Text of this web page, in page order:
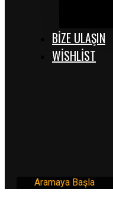
BİZE ULAŞIN
WISHLIST
Aramaya Başla